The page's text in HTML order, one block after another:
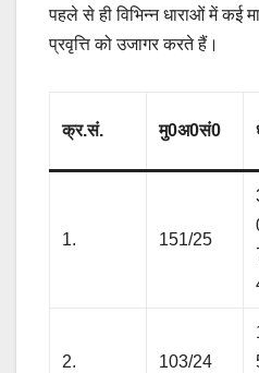
पहले से ही विभिन्न धाराओं में कई
प्रवृत्ति को उजागर करते हैं।
क्र.सं. मु0अ0सं0
1. 151/25
2. 103/24